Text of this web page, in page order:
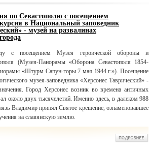
по Севастополю с посещением
в Национальный заповедник
- музей на развалинах
с посещением Музея героической обороны и
(Музея-Панорамы «Оборона Севастополя 1854-
«Штурм Сапун-горы 7 мая 1944 г.»). Посещение
музея-заповедника «Херсонес Таврический» -
Город Херсонес возник во времена античных
около двух тысячелетий. Именно здесь, в далеком 988
Владимир принял Святое крещение, ознаменовавшее
на славянскую землю.